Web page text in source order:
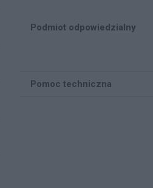
Podmiot odpowiedzialny
Pomoc techniczna